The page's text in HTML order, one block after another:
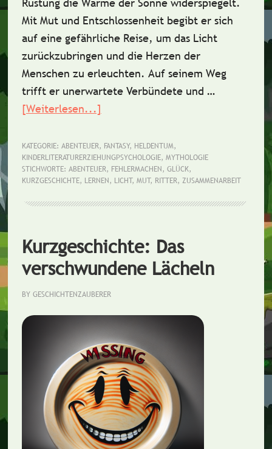
Mit Mut und Entschlossenheit begibt er sich
auf eine gefährliche Reise, um das Licht
zurückzubringen und die Herzen der
Menschen zu erleuchten. Auf seinem Weg
trifft er unerwartete Verbündete und …
[Weiterlesen...]
Ritter
der
Sonnenstrahlen
KATEGORIE: ABENTEUER, FANTASY, HELDENTUM,
KINDERLITERATURERZIEHUNGPSYCHOLOGIE, MYTHOLOGIE
STICHWORTE: ABENTEUER, FEHLERMACHEN, GLÜCK,
KURZGESCHICHTE, LERNEN, LICHT, MUT, RITTER, ZUSAMMENARBEIT
Kurzgeschichte: Das
verschwundene Lächeln
BY GESCHICHTENZAUBERER